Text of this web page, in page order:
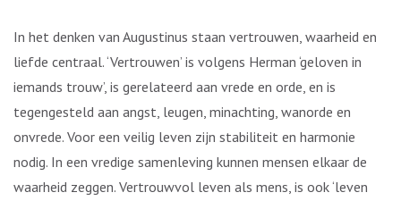
In het denken van Augustinus staan vertrouwen, waarheid en
liefde centraal. ‘Vertrouwen’ is volgens Herman ‘geloven in
iemands trouw’, is gerelateerd aan vrede en orde, en is
tegengesteld aan angst, leugen, minachting, wanorde en
onvrede. Voor een veilig leven zijn stabiliteit en harmonie
nodig. In een vredige samenleving kunnen mensen elkaar de
waarheid zeggen. Vertrouwvol leven als mens, is ook ‘leven